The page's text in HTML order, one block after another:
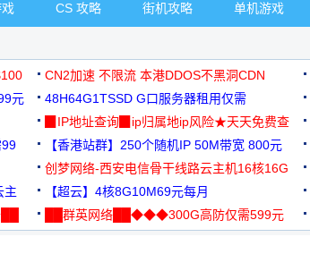
CS 攻略 街机攻略 单机游戏
CN2加速 不限流 本港DDOS不黑洞CDN
元
48H64G1TSSD G口服务器租用仅需
3000+可免费测试
▉IP地址查询▉ip归属地ip风险★天天免费查
99
【香港站群】250个随机IP 50M带宽 800元
创梦网络-西安电信骨干线路云主机16核16G
88元/月
主
【超云】4核8G10M69元每月
██群英网络██◆◆◆300G高防仅需599元